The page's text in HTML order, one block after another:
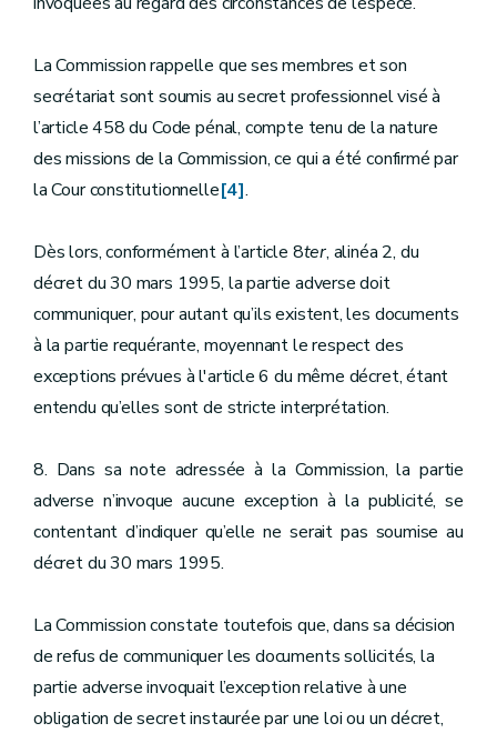
La Commission rappelle que ses membres et son
secrétariat sont soumis au secret professionnel visé à
l’article 458 du Code pénal, compte tenu de la nature
des missions de la Commission, ce qui a été confirmé par
la Cour constitutionnelle[4].
Dès lors, conformément à l’article 8ter, alinéa 2, du
décret du 30 mars 1995, la partie adverse doit
communiquer, pour autant qu’ils existent, les documents
à la partie requérante, moyennant le respect des
exceptions prévues à l'article 6 du même décret, étant
entendu qu’elles sont de stricte interprétation.
8. Dans sa note adressée à la Commission, la partie
adverse n’invoque aucune exception à la publicité, se
contentant d’indiquer qu’elle ne serait pas soumise au
décret du 30 mars 1995.
La Commission constate toutefois que, dans sa décision
de refus de communiquer les documents sollicités, la
partie adverse invoquait l’exception relative à une
obligation de secret instaurée par une loi ou un décret,